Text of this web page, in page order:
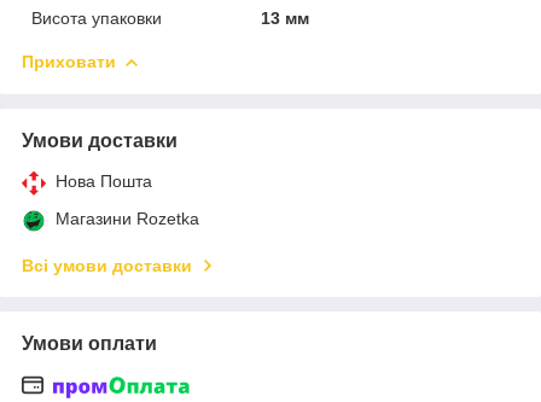
Висота упаковки
13 мм
Приховати
Умови доставки
Нова Пошта
Магазини Rozetka
Всі умови доставки
Умови оплати